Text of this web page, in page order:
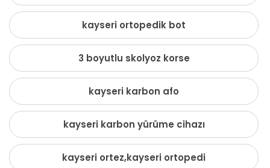
kayseri ortopedik bot
3 boyutlu skolyoz korse
kayseri karbon afo
kayseri karbon yürüme cihazı
kayseri ortez,kayseri ortopedi